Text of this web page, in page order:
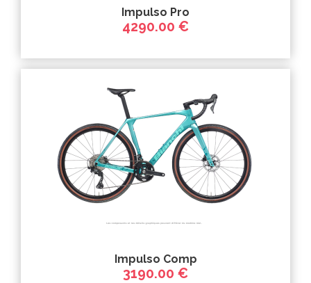
Impulso Pro
4290.00 €
Impulso Comp
3190.00 €